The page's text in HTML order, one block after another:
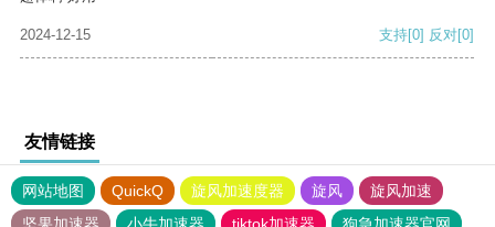
2024-12-15 支持[0] 反对[0]
友情链接
网站地图 QuickQ 旋风加速度器 旋风
旋风加速